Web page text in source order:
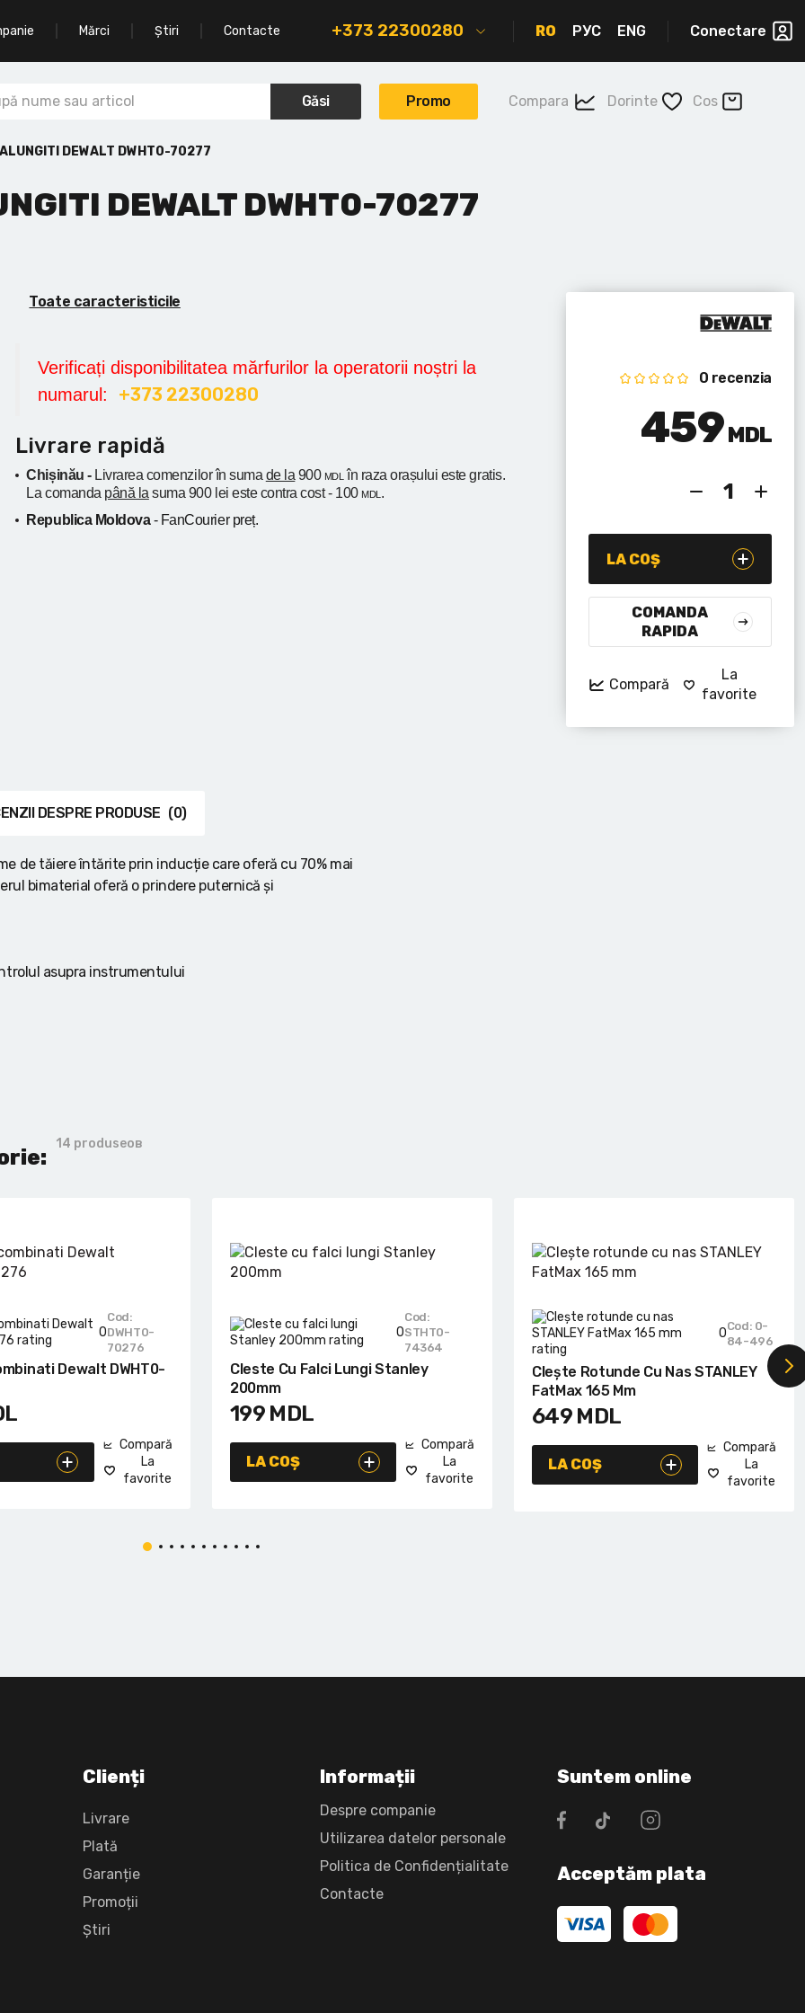
Mărci Știri Contacte +373 22300280 RO РУС ENG Conectare
Găsi Promo Compara Dorinte Cos
DEWALT DWHT0-70277
DEWALT DWHT0-70277
Toate caracteristicile
Verificați disponibilitatea mărfurilor la operatorii noștri la
numarul: +373 22300280
Livrare rapidă
Chișinău - Livrarea comenzilor în suma de la 900 MDL în raza orașului este gratis.
La comanda până la suma 900 lei este contra cost - 100 MDL .
Republica Moldova- FanCourier preț.
0 recenzia
459MDL
LA COȘ
COMANDA
RAPIDA
Compară
La
favorite
DESPRE PRODUSE (0)
de tăiere întărite prin inducție care oferă cu 70% mai
bimaterial oferă o prindere puternică și
asupra instrumentului
14 produseов
0
Cod:
DWHT0-
70276
Dewalt DWHT0-
Compară
La
favorite
0
Cod:
STHT0-
74364
Cleste Cu Falci Lungi Stanley
200mm
199 MDL
LA COȘ
Compară
La
favorite
0Cod: 0-
84-496
Clește Rotunde Cu Nas STANLEY
FatMax 165 Mm
649 MDL
LA COȘ
Compară
La
favorite
Clienți
Livrare
Plată
Garanție
Promoții
Știri
Informații
Despre companie
Utilizarea datelor personale
Politica de Confidențialitate
Сontacte
Suntem online
Acceptăm plata